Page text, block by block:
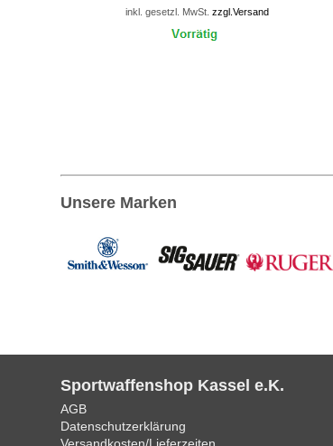
inkl. gesetzl. MwSt. zzgl.Versand
Unsere Marken
Sportwaffenshop Kassel e.K.
AGB
Datenschutzerklärung